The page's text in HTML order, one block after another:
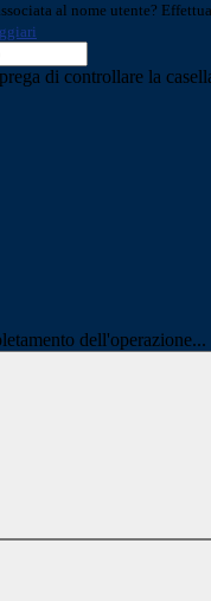
al nome utente?
di controllare la
dell'operazione...